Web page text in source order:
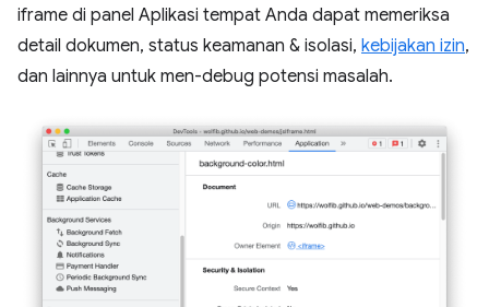
iframe di panel Aplikasi tempat Anda dapat memeriksa
detail dokumen, status keamanan & isolasi, kebijakan izin,
dan lainnya untuk men-debug potensi masalah.